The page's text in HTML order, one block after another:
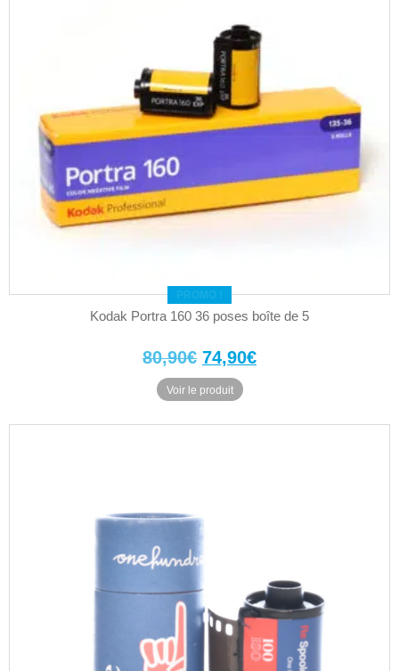
PROMO !
Kodak Portra 160 36 poses boîte de 5
80,90€ Le
prix
74,90€Le
Voir le produit